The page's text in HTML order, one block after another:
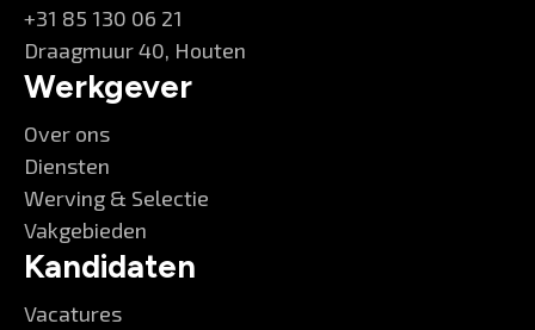
+31 85 130 06 21
Draagmuur 40, Houten
Werkgever
Over ons
Diensten
Werving & Selectie
Vakgebieden
Kandidaten
Vacatures